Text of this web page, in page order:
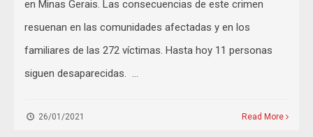
en Minas Gerais. Las consecuencias de este crimen
resuenan en las comunidades afectadas y en los
familiares de las 272 víctimas. Hasta hoy 11 personas
siguen desaparecidas. …
26/01/2021 Read More